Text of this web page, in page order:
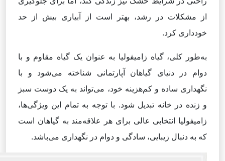
از مشکلات در رشد، بهتر است از آبیاری بیش از حد
خودداری کرد.
به‌طور کلی، گیاه زامیفولیا به عنوان یک گیاه مقاوم و با
دوام در دنیای گیاهان آپارتمانی شناخته می‌شود و با
نگهداری ساده و کم‌هزینه خود، می‌تواند به یک دوست سبز
و زنده در خانه تبدیل شود. با توجه به تمام این ویژگی‌ها،
زامیفولیا انتخابی عالی برای هر علاقه‌مند به گیاهان است
که به دنبال زیبایی، سادگی و دوام در نگهداری می‌باشد.